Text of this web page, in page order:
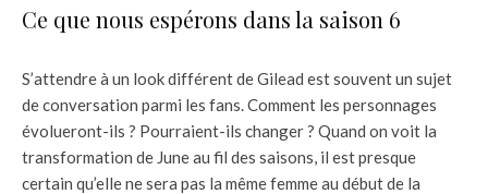
Ce que nous espérons dans la saison 6
S’attendre à un look différent de Gilead est souvent un sujet
de conversation parmi les fans. Comment les personnages
évolueront-ils ? Pourraient-ils changer ? Quand on voit la
transformation de June au fil des saisons, il est presque
certain qu’elle ne sera pas la même femme au début de la